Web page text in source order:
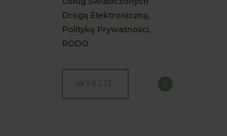
Drogą Elektroniczną,
Politykę Prywatności,
RODO